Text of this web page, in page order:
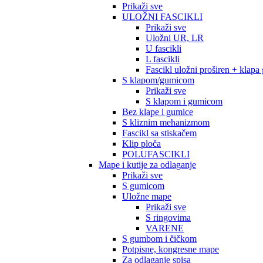
Prikaži sve
ULOŽNI FASCIKLI
Prikaži sve
Uložni UR, LR
U fascikli
L fascikli
Fascikl uložni proširen + klapa
S klapom/gumicom
Prikaži sve
S klapom i gumicom
Bez klape i gumice
S kliznim mehanizmom
Fascikl sa stiskačem
Klip ploča
POLUFASCIKLI
Mape i kutije za odlaganje
Prikaži sve
S gumicom
Uložne mape
Prikaži sve
S ringovima
VARENE
S gumbom i čičkom
Potpisne, kongresne mape
Za odlaganje spisa